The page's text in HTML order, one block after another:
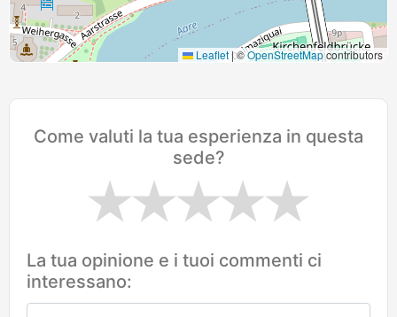
Leaflet|©OpenStreetMapcontributors
Come valuti la tua esperienza in questa
sede?
La tua opinione e i tuoi commenti ci
interessano: